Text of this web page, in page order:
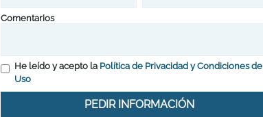
Comentarios
He leído y acepto la Política de Privacidad y Condiciones de
Uso
PEDIR INFORMACIÓN